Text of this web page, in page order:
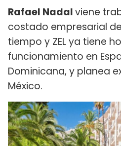
Rafael Nadalviene
costado empresarial
tiempo y ZEL ya tiene
funcionamiento en
Dominicana, y planea
México.